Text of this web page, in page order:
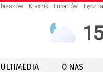
Kraśnik Lubartów Łęczna
15
O NAS